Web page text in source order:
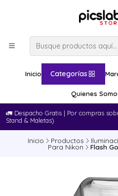
Inicio Categorías
Quienes
🚛​ Despacho Gratis | Por compras
Stand & Maletas)
Inicio Productos
Para Nikon Flash